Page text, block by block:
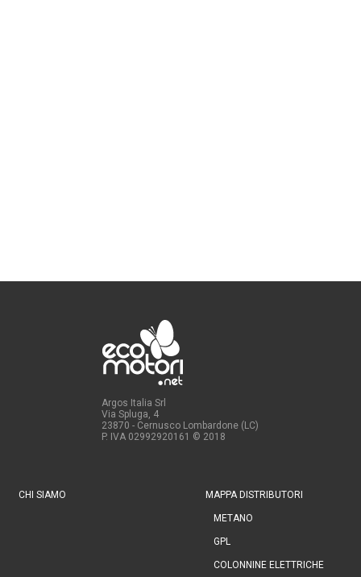
Argos Italia Srl
Via Spluga, 4
23870 - Cernusco Lombardone (LC)
P. IVA 02992920161 © 2018
CHI SIAMO MAPPA DISTRIBUTORI
METANO
GPL
COLONNINE ELETTRICHE